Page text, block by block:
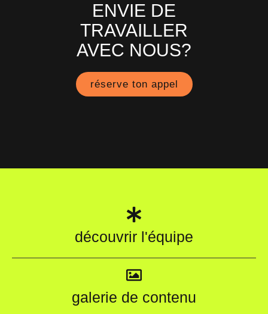
ENVIE DE
TRAVAILLER
AVEC NOUS?
réserve ton appel
découvrir l'équipe
galerie de contenu